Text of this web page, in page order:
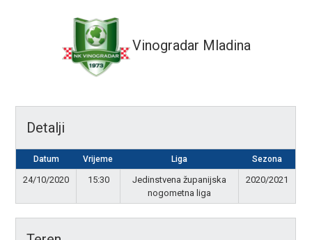
Vinogradar Mladina
Detalji
Datum Vrijeme Liga Sezona
24/10/2020 15:30
Jedinstvena županijska
nogometna liga
2020/2021